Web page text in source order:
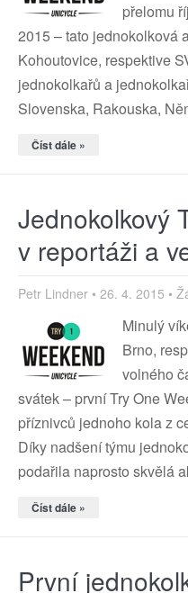
přelomu
2015 – tato jednokolková
Kohoutovice, respektive
jednokolkařů a
Slovenska, Rakouska,
Číst dále »
Jednokolkový
v reportáži a
Petr Lindner 26. 4. 2015
Minulý
Brno,
volného
svátek – první Try One
příznivců jednoho kola z
Díky nadšení týmu
podařila naprosto skvělá
Číst dále »
První